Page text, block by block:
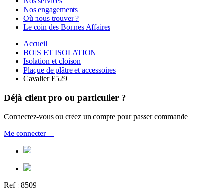
Nos engagements
Où nous trouver ?
Le coin des Bonnes Affaires
Accueil
BOIS ET ISOLATION
Isolation et cloison
Plaque de plâtre et accessoires
Cavalier F529
Déjà client pro ou particulier ?
Connectez-vous ou créez un compte pour passer commande
Me connecter
Ref : 8509